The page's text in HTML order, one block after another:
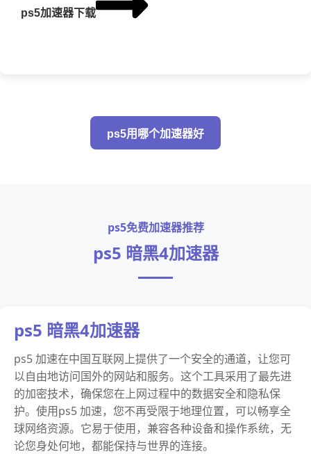
ps5加速器下载
ps5用哪个加速器好
ps5免费加速器推荐
ps5 暗黑4加速器
ps5 暗黑4加速器
ps5 加速在中国互联网上提供了一个安全的通道，让您可
以自由地访问国外的网站和服务。这个工具采用了最先进
的加密技术，确保您在上网过程中的数据安全和隐私保
护。使用ps5 加速，您不再受限于地理位置，可以畅享全
球网络资源。它易于使用，兼容各种设备和操作系统，无
论您身处何地，都能保持与世界的连接。